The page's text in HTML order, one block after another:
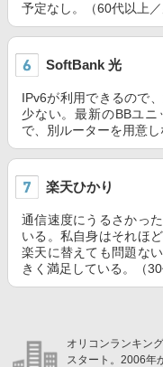
予定なし。（60代以上／
SoftBank 光
IPv6が利用できるので
少ない。最新のBBユ
で、別ルーターを用意
楽天ひかり
通信速度にうるさかっ
いる。私自身はそれほ
楽天に替えても問題な
きく満足している。（30
オリコンランキン
スタート。2006年